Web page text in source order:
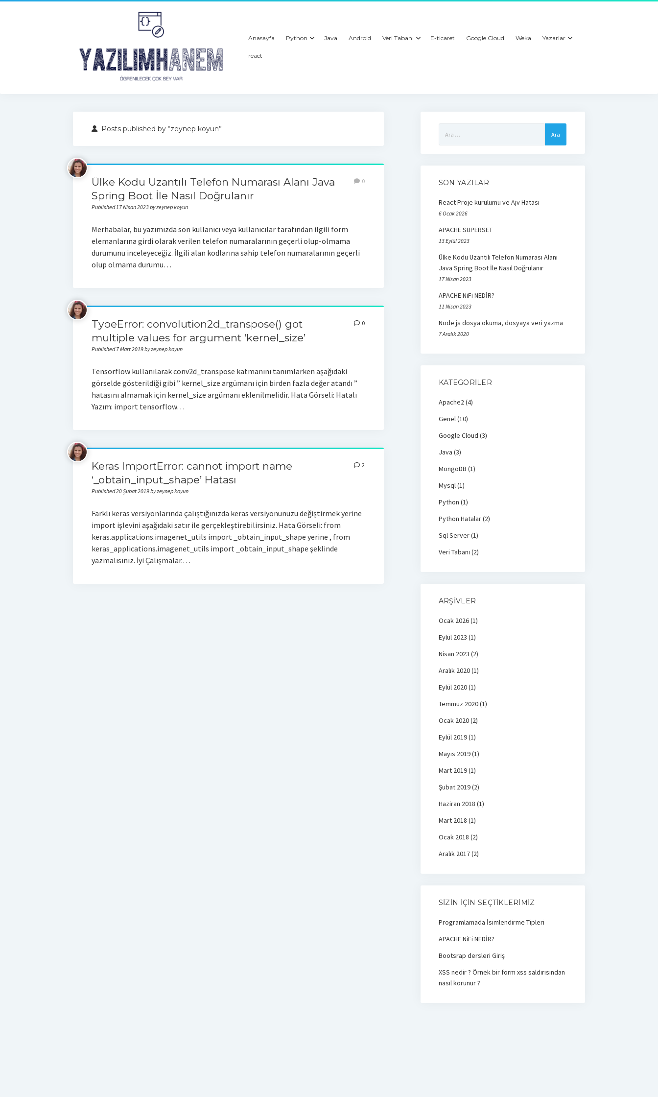
Anasayfa Python Java Android Veri Tabanı E-ticaret Google Cloud Weka Yazarlar
react
Posts published by “zeynep koyun”
Ülke Kodu Uzantılı Telefon Numarası Alanı Java
Spring Boot İle Nasıl Doğrulanır
Published 17 Nisan 2023 by zeynep koyun
0
Merhabalar, bu yazımızda son kullanıcı veya kullanıcılar tarafından ilgili form
elemanlarına girdi olarak verilen telefon numaralarının geçerli olup-olmama
durumunu inceleyeceğiz. İlgili alan kodlarına sahip telefon numaralarının geçerli
olup olmama durumu…
TypeError: convolution2d_transpose() got
multiple values for argument ‘kernel_size’
Published 7 Mart 2019 by zeynep koyun
0
Tensorflow kullanılarak conv2d_transpose katmanını tanımlarken aşağıdaki
görselde gösterildiği gibi ” kernel_size argümanı için birden fazla değer atandı ”
hatasını almamak için kernel_size argümanı eklenilmelidir. Hata Görseli: Hatalı
Yazım: import tensorflow…
Keras ImportError: cannot import name
‘_obtain_input_shape’ Hatası
Published 20 Şubat 2019 by zeynep koyun
2
Farklı keras versiyonlarında çalıştığınızda keras versiyonunuzu değiştirmek yerine
import işlevini aşağıdaki satır ile gerçekleştirebilirsiniz. Hata Görseli: from
keras.applications.imagenet_utils import _obtain_input_shape yerine , from
keras_applications.imagenet_utils import _obtain_input_shape şeklinde
yazmalısınız. İyi Çalışmalar.…
SON YAZILAR
React Proje kurulumu ve Ajv Hatası
6 Ocak 2026
APACHE SUPERSET
13 Eylül 2023
Ülke Kodu Uzantılı Telefon Numarası Alanı
Java Spring Boot İle Nasıl Doğrulanır
17 Nisan 2023
APACHE NiFi NEDİR?
11 Nisan 2023
Node js dosya okuma, dosyaya veri yazma
7 Aralık 2020
KATEGORILER
Apache2(4)
Genel(10)
Google Cloud (3)
Java (3)
MongoDB (1)
Mysql(1)
Python (1)
Python Hatalar(2)
Sql Server(1)
Veri Tabanı (2)
ARŞIVLER
Ocak 2026(1)
Eylül 2023 (1)
Nisan 2023 (2)
Aralık 2020(1)
Eylül 2020(1)
Temmuz 2020(1)
Ocak 2020(2)
Eylül 2019(1)
Mayıs 2019(1)
Mart 2019(1)
Şubat 2019(2)
Haziran 2018 (1)
Mart 2018 (1)
Ocak 2018 (2)
Aralık 2017(2)
SIZIN İÇIN SEÇTIKLERIMIZ
Programlamada İsimlendirme Tipleri
APACHE NiFi NEDİR?
Bootsrap dersleri Giriş
XSS nedir ? Örnek bir form xss saldırısından
nasıl korunur ?